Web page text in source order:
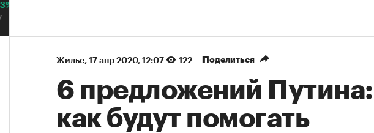
Жилье⁠, 17 апр 2020, 12:07 122 Поделиться
6 предложений Путина:
как будут помогать